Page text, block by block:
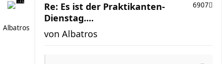
Albatros
Re: Es ist der Praktikanten-
Dienstag....
6907
von Albatros